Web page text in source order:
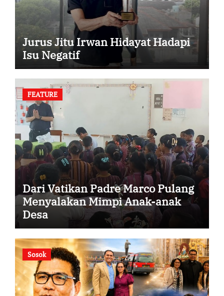
Jurus Jitu Irwan Hidayat Hadapi
Isu Negatif
FEATURE
Dari Vatikan Padre Marco Pulang
Menyalakan Mimpi Anak-anak
Desa
Sosok